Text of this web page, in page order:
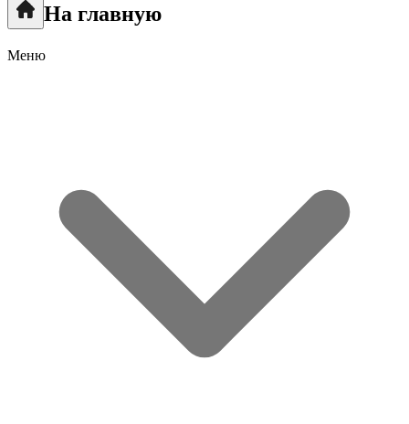
На главную
Меню